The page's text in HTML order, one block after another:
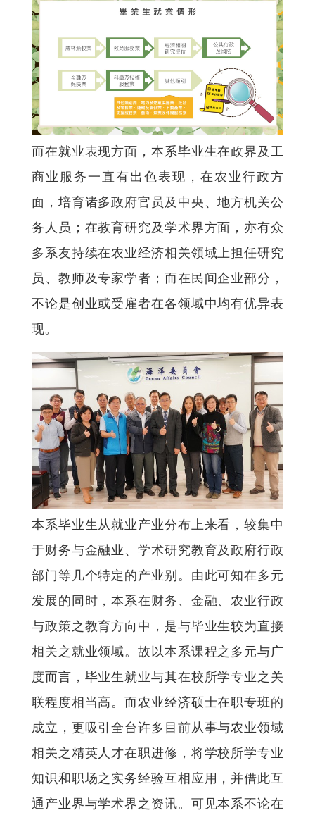
而在就业表现方面，本系毕业生在政界及工
商业服务一直有出色表现，在农业行政方
面，培育诸多政府官员及中央、地方机关公
务人员；在教育研究及学术界方面，亦有众
多系友持续在农业经济相关领域上担任研究
员、教师及专家学者；而在民间企业部分，
不论是创业或受雇者在各领域中均有优异表
现。
本系毕业生从就业产业分布上来看，较集中
于财务与金融业、学术研究教育及政府行政
部门等几个特定的产业别。由此可知在多元
发展的同时，本系在财务、金融、农业行政
与政策之教育方向中，是与毕业生较为直接
相关之就业领域。故以本系课程之多元与广
度而言，毕业生就业与其在校所学专业之关
联程度相当高。而农业经济硕士在职专班的
成立，更吸引全台许多目前从事与农业领域
相关之精英人才在职进修，将学校所学专业
知识和职场之实务经验互相应用，并借此互
通产业界与学术界之资讯。可见本系不论在